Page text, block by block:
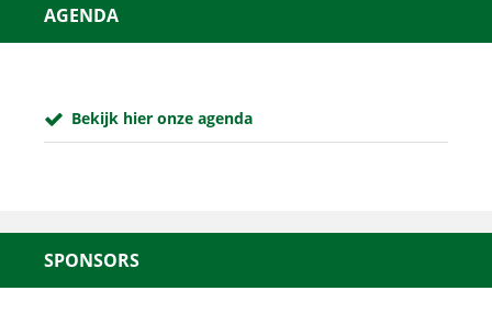
AGENDA
Bekijk hier onze agenda
SPONSORS